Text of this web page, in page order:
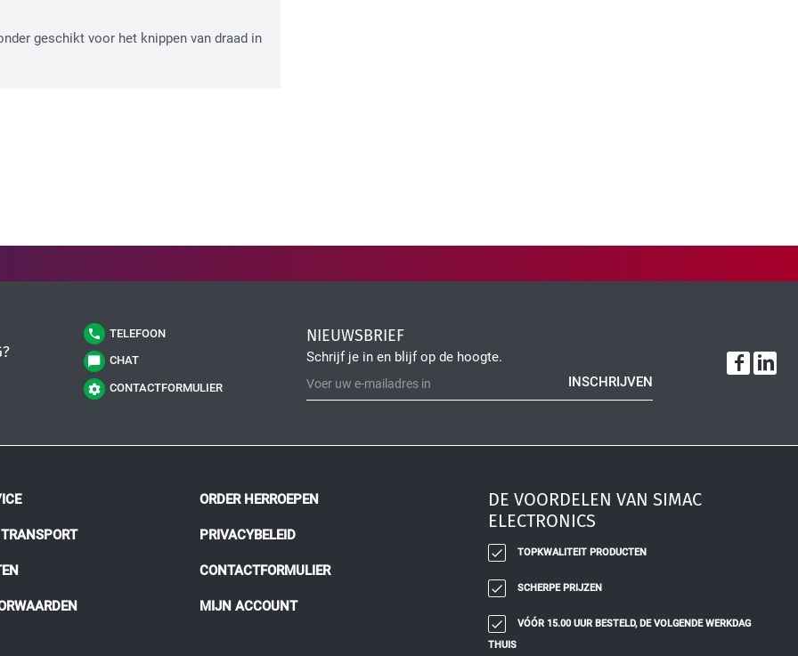
geschikt voor het knippen van draad in
TELEFOON
CHAT
CONTACTFORMULIER
NIEUWSBRIEF
Schrijf je in en blijf op de hoogte.
INSCHRIJVEN
ORDER HERROEPEN
PRIVACYBELEID
CONTACTFORMULIER
MIJN ACCOUNT
DE VOORDELEN VAN SIMAC
ELECTRONICS
TOPKWALITEIT PRODUCTEN
SCHERPE PRIJZEN
VÓÓR 15.00 UUR BESTELD, DE VOLGENDE WERKDAG
THUIS